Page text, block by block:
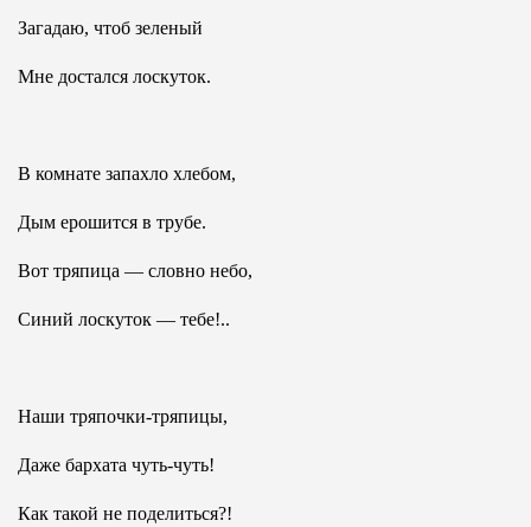
Загадаю, чтоб зеленый
Мне достался лоскуток.
В комнате запахло хлебом,
Дым ерошится в трубе.
Вот тряпица — словно небо,
Синий лоскуток — тебе!..
Наши тряпочки-тряпицы,
Даже бархата чуть-чуть!
Как такой не поделиться?!